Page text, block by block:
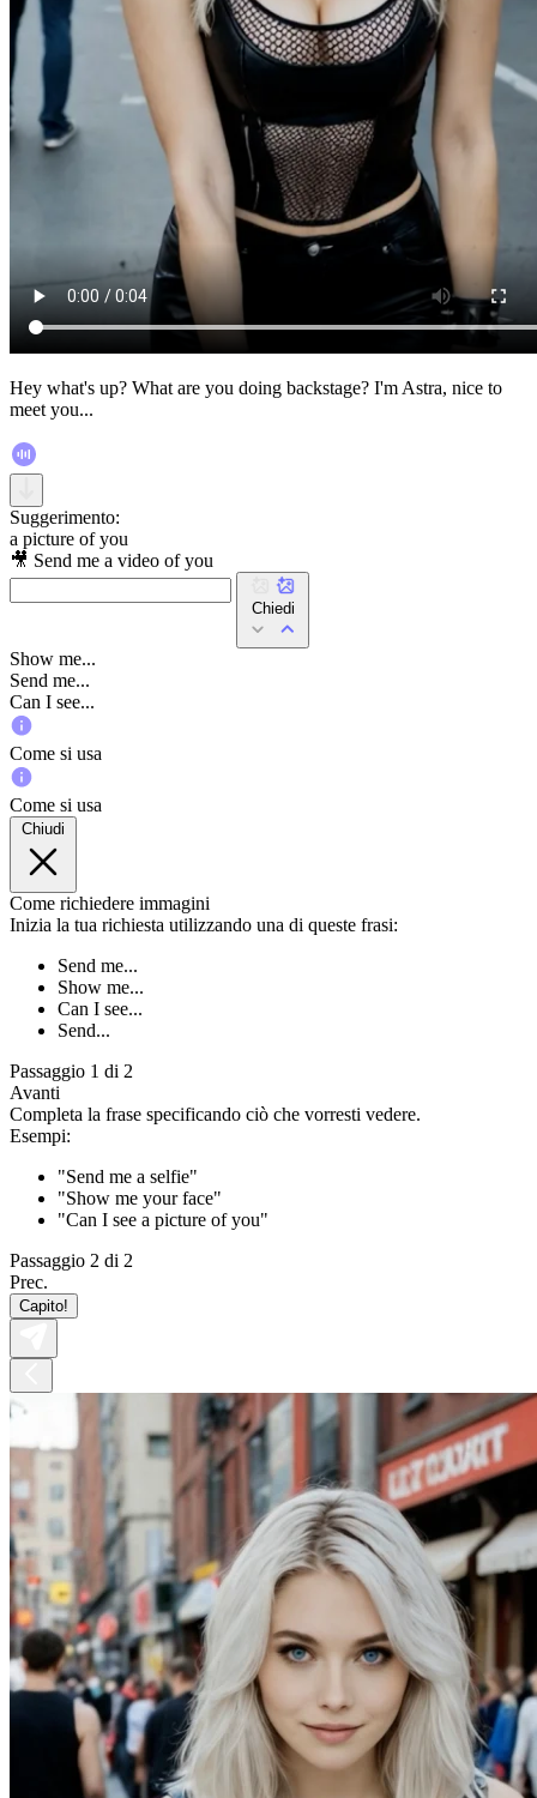
Hey what's up? What are you doing backstage? I'm Astra, nice to
meet you...
Suggerimento:
a picture of you
🎥 Send me a video of you
Chiedi
Show me...
Send me...
Can I see...
Come si usa
Come si usa
Chiudi
Come richiedere immagini
Inizia la tua richiesta utilizzando una di queste frasi:
Send me...
Show me...
Can I see...
Send...
Passaggio 1 di 2
Avanti
Completa la frase specificando ciò che vorresti vedere.
Esempi:
"Send me a selfie"
"Show me your face"
"Can I see a picture of you"
Passaggio 2 di 2
Prec.
Capito!